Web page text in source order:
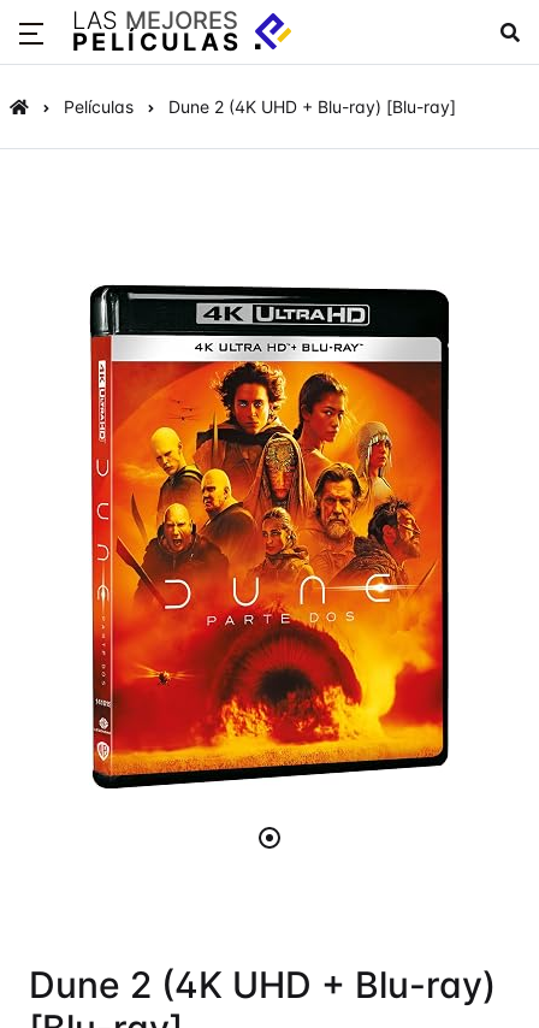
LAS MEJORES
PELÍCULAS
Películas Dune 2 (4K UHD + Blu-ray) [Blu-ray]
Dune 2 (4K UHD + Blu-ray)